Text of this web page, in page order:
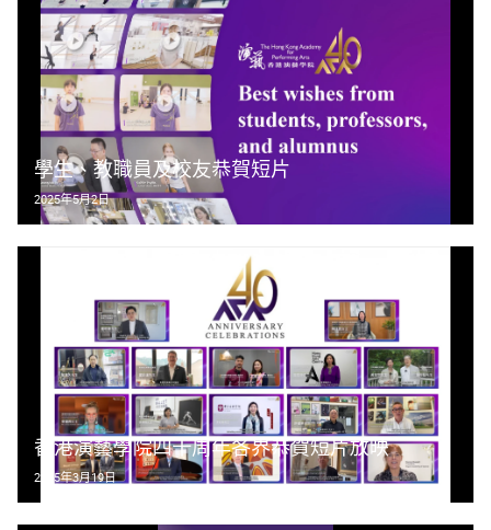
學生、教職員及校友恭賀短片
2025年5月2日
香港演藝學院四十周年各界恭賀短片放映
2025年3月19日